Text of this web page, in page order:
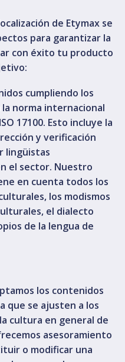
de Etymax se
para garantizar la
con éxito tu producto
cumpliendo los
norma internacional
17100. Esto incluye la
y verificación
lingüistas
el sector. Nuestro
en cuenta todos los
los modismos
el dialecto
de la lengua de
los contenidos
que se ajusten a los
cultura en general de
asesoramiento
o modificar una